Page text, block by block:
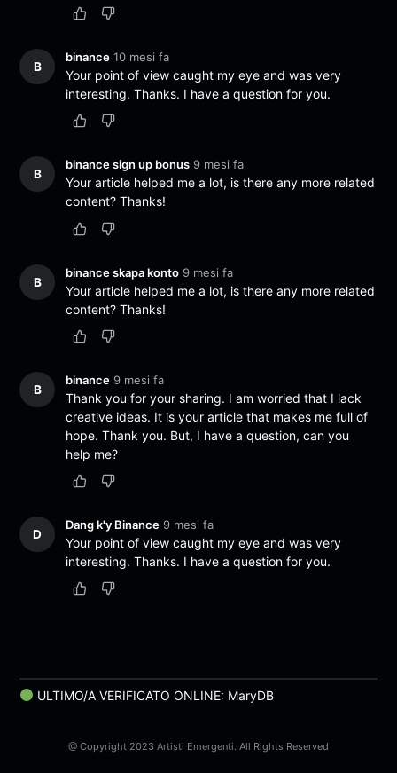
B
binance 10 mesi fa
Your point of view caught my eye and was very
interesting. Thanks. I have a question for you.
B
binance sign up bonus 9 mesi fa
Your article helped me a lot, is there any more related
content? Thanks!
B
binance skapa konto 9 mesi fa
Your article helped me a lot, is there any more related
content? Thanks!
B
binance 9 mesi fa
Thank you for your sharing. I am worried that I lack
creative ideas. It is your article that makes me full of
hope. Thank you. But, I have a question, can you
help me?
D
Dang k'y Binance 9 mesi fa
Your point of view caught my eye and was very
interesting. Thanks. I have a question for you.
ULTIMO/A VERIFICATO ONLINE: MaryDB
@ Copyright 2023 Artisti Emergenti. All Rights Reserved